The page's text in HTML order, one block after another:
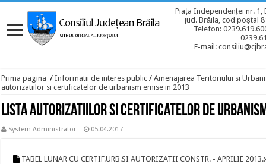
Piața Independenței nr. 1,
jud. Brăila, cod poștal
Telefon:
E-mail:
Prima pagina / Informatii de interes public / Amenajarea Teritoriului si
autorizatiilor si certificatelor de urbanism emise in 2013
Lista autorizatiilor si certificatelor de urbanism
System Administrator 05.04.2017
TABEL LUNAR CU CERTIF.URB.SI AUTORIZATII CONSTR. - APRILIE